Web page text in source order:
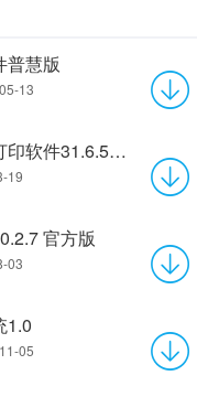
普慧版
13
易达物流随车货运单打印软件31.6.5 官方版
19
官方版
03
1.0
05